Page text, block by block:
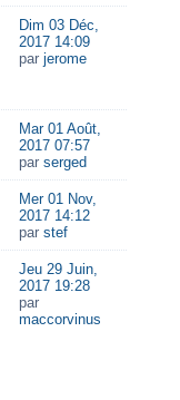
Dim 03 Déc,
2017 14:09
par jerome
Mar 01 Août,
2017 07:57
par serged
Mer 01 Nov,
2017 14:12
par stef
Jeu 29 Juin,
2017 19:28
par
maccorvinus